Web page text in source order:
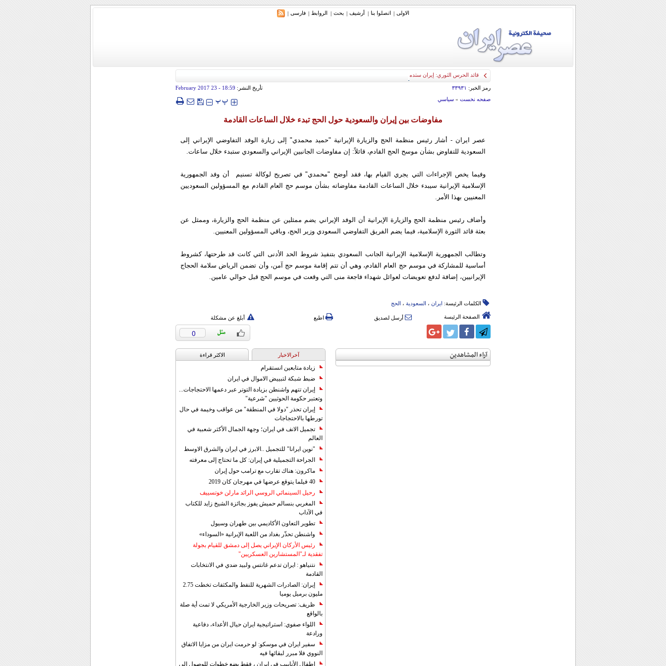
الاولی | اتصلوا بنا | أرشیف | بحث | الروابط | فارسی |
قائد الحرس الثوري: إيران ستدمر أمريكا وإسرائيل والسعودية إذا تجاوزت خطوط طهران الحمراء
رمز الخبر: ۳۳۹۳۱ تأريخ النشر: 18:59
- 23 February 2017
صفحه نخست» سياسي ‍‍‍ پپ
مفاوضات بين إيران والسعودية حول الحج تبدء خلال الساعات القادمة
عصر ايران - أشار رئيس منظمة الحج والزيارة الإيرانية "حميد محمدي" إلى زيارة الوفد التفاوضي الإيراني إلى
السعودية للتفاوض بشأن موسح الحج القادم، قائلاً: إن مفاوضات الجانبين الإيراني والسعودي ستبدء خلال ساعات.
وفيما يخص الإجراءات التي يجري القيام بها، فقد أوضح "محمدي" في تصريح لوكالة تسنيم أن وفد الجمهورية
الإسلامية الإيرانية سيبدء خلال الساعات القادمة مفاوضاته بشأن موسم حج العام القادم مع المسؤولين السعوديين
المعنيين بهذا الأمر.
وأضاف رئيس منظمة الحج والزيارة الإيرانية أن الوفد الإيراني يضم ممثلين عن منظمة الحج والزيارة، وممثل عن
بعثة قائد الثورة الإسلامية، فيما يضم الفريق التفاوضي السعودي وزير الحج، وباقي المسؤولين المعنيين.
وتطالب الجمهورية الإسلامية الإيرانية الجانب السعودي بتنفيذ شروط الحد الأدنى التي كانت قد طرحتها، كشروط
أساسية للمشاركة في موسم حج العام القادم، وهي أن تتم إقامة موسم حج آمن، وأن تضمن الرياض سلامة الحجاج
الإيرانيين، إضافة لدفع تعويضات لعوائل شهداء فاجعة منى التي وقعت في موسم الحج قبل حوالي عامين.
الكلمات الرئيسة: ایران، السعودیة، الحج
الصفحة الرئيسة أرسل لصديق اطبع أبلغ عن مشكلة
0
آراء المشاهدين آخرالاخبار الاکثر قراءة
زيادة متابعين انستقرام
ضبط شبكة لتبييض الاموال في ايران
إيران تتهم واشنطن بزيادة التوتر عبر دعمها الاحتجاجات...
وتعتبر حكومة الحوثيين "شرعية"
إيران تحذر "دولا في المنطقة" من عواقب وخيمة في حال
تورطها بالاحتجاجات
تجميل الانف في ايران؛ وجهة الجمال الأكثر شعبية في
العالم
"نوين ايرانا" للتجميل ..الابرز في ايران والشرق الاوسط
الجراحة التجميلية في إيران: كل ما تحتاج إلى معرفته
ماكرون: هناك تقارب مع ترامب حول إيران
40 فيلما يتوقع عرضها في مهرجان كان 2019
رحيل السينمائي الروسي الرائد مارلن خوتسييف
المغربي بنسالم حميش يفوز بجائزة الشيخ زايد للكتاب
في الآداب
تطوير التعاون الأكاديمي بين طهران وسيول
واشنطن تحذّر بغداد من اللعبة الإيرانية «السوداء»
رئيس الأركان الإيراني يصل إلى دمشق للقيام بجولة
تفقدية لـ"المستشارين العسكريين"
نتنياهو : ايران تدعم غانتس ولبيد ضدي في الانتخابات
القادمة
إيران: الصادرات الشهریة للنفط والمكثفات تخطت 2.75
مليون برميل يوميا
ظريف: تصريحات وزير الخارجية الأمريكي لا تمت أية صلة
بالواقع
اللواء صفوي: استراتيجية ايران حيال الأعداء، دفاعية
ورادعة
سفير ايران في موسكو: لو حرمت ايران من مزايا الاتفاق
النووي فلا مبرر لبقائها فيه
اطفال الأنابيب في إيران ، فقط بضع خطوات للوصول إلى